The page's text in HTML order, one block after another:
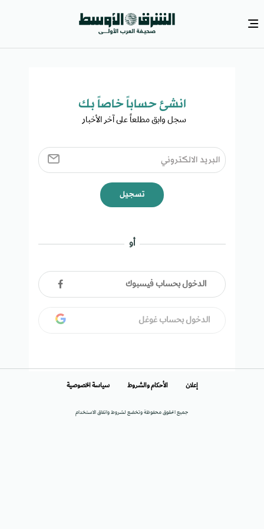
انشئ حساباً خاصاً بك​
سجل وابق مطلعاً على آخر الأخبار ​
تسجيل
أو
الدخول بحساب فيسبوك
الدخول بحساب غوغل
جميع الحقوق محفوظة وتخضع لشروط واتفاق الاستخدام
إعلان الأحكام والشروط سياسة الخصوصية